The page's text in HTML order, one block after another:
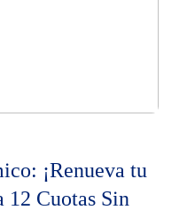
¡Renueva tu
12 Cuotas Sin